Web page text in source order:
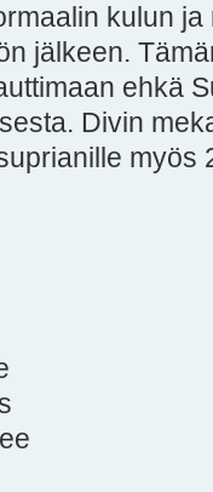
kulun
jälkeen.
ehkä
Divin
myös